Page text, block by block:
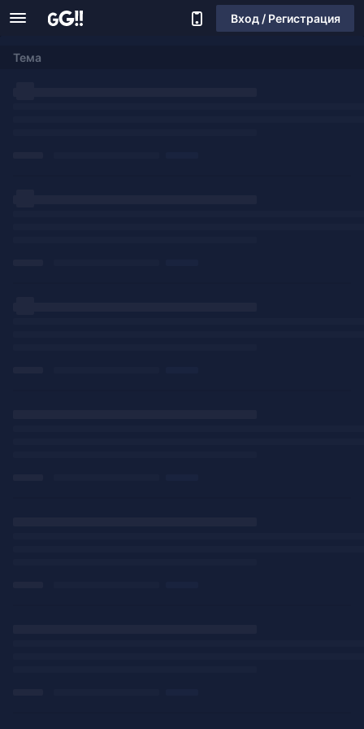
Вход / Регистрация
Тема